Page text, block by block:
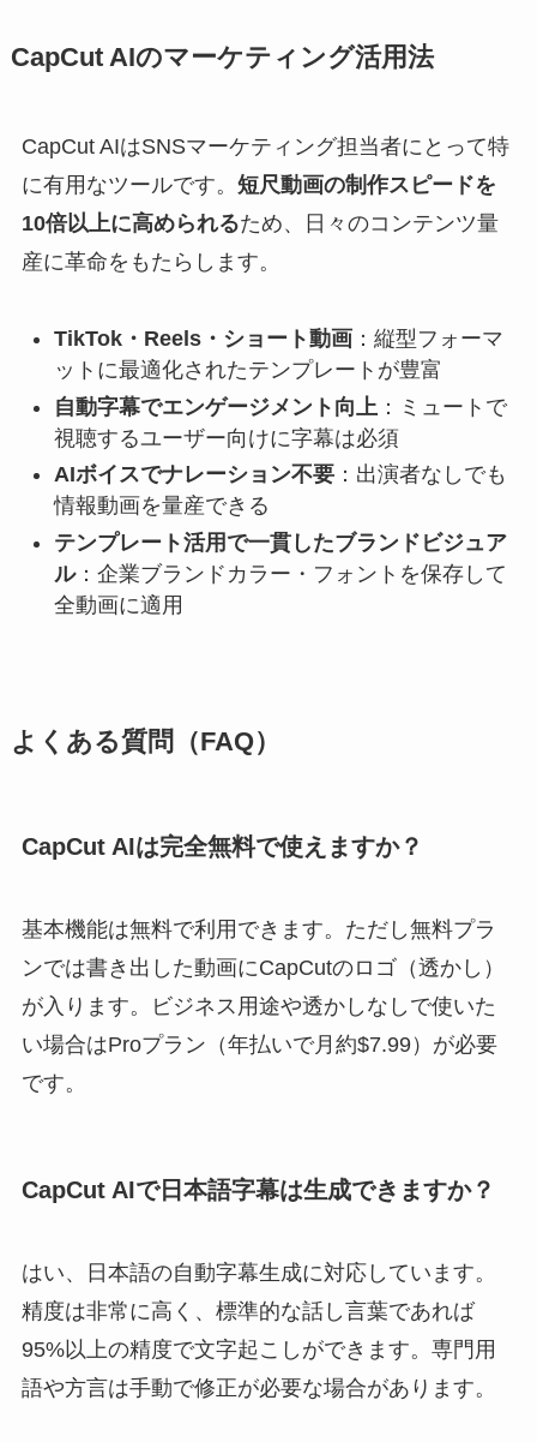
CapCut AIのマーケティング活用法
CapCut AIはSNSマーケティング担当者にとって特
に有用なツールです。 短尺動画の制作スピードを
10倍以上に高められるため、日々のコンテンツ量
産に革命をもたらします。
TikTok・Reels・ショート動画：縦型フォーマ
ットに最適化されたテンプレートが豊富
自動字幕でエンゲージメント向上 ：ミュートで
視聴するユーザー向けに字幕は必須
AIボイスでナレーション不要：出演者なしでも
情報動画を量産できる
テンプレート活用で一貫したブランドビジュア
ル：企業ブランドカラー・フォントを保存して
全動画に適用
よくある質問（FAQ）
CapCut AIは完全無料で使えますか？
基本機能は無料で利用できます。ただし無料プラ
ンでは書き出した動画にCapCutのロゴ（透かし）
が入ります。ビジネス用途や透かしなしで使いた
い場合はProプラン（年払いで月約$7.99）が必要
です。
CapCut AIで日本語字幕は生成できますか？
はい、日本語の自動字幕生成に対応しています。
精度は非常に高く、標準的な話し言葉であれば
95%以上の精度で文字起こしができます。専門用
語や方言は手動で修正が必要な場合があります。